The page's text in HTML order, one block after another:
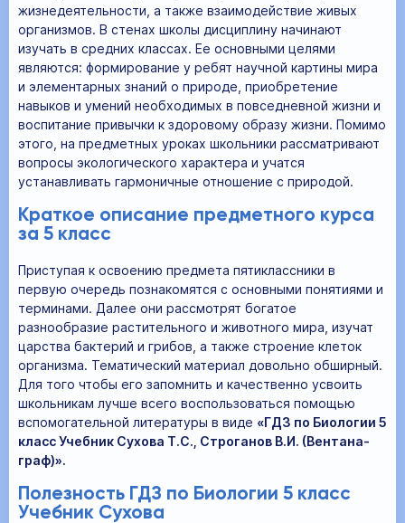
жизнедеятельности, а также взаимодействие живых
организмов. В стенах школы дисциплину начинают
изучать в средних классах. Ее основными целями
являются: формирование у ребят научной картины мира
и элементарных знаний о природе, приобретение
навыков и умений необходимых в повседневной жизни и
воспитание привычки к здоровому образу жизни. Помимо
этого, на предметных уроках школьники рассматривают
вопросы экологического характера и учатся
устанавливать гармоничные отношение с природой.
Краткое описание предметного курса
за 5 класс
Приступая к освоению предмета пятиклассники в
первую очередь познакомятся с основными понятиями и
терминами. Далее они рассмотрят богатое
разнообразие растительного и животного мира, изучат
царства бактерий и грибов, а также строение клеток
организма. Тематический материал довольно обширный.
Для того чтобы его запомнить и качественно усвоить
школьникам лучше всего воспользоваться помощью
вспомогательной литературы в виде «ГДЗ по Биологии 5
класс Учебник Сухова Т.С., Строганов В.И. (Вентана-
граф)».
Полезность ГДЗ по Биологии 5 класс
Учебник Сухова